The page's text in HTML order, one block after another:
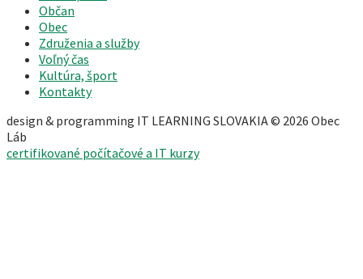
Občan
Obec
Združenia a služby
Voľný čas
Kultúra, šport
Kontakty
design & programming IT LEARNING SLOVAKIA © 2026 Obec
Láb
certifikované počítačové a IT kurzy